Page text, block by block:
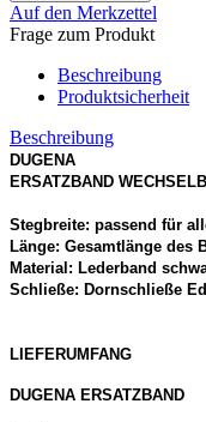
Auf den Merkzettel
Frage zum Produkt
Beschreibung
Produktsicherheit
Beschreibung
DUGENA
ERSATZBAND
Stegbreite: passend für
Länge: Gesamtlänge des
Material: Lederband
Schließe: Dornschließe
LIEFERUMFANG
DUGENA ERSATZBAND